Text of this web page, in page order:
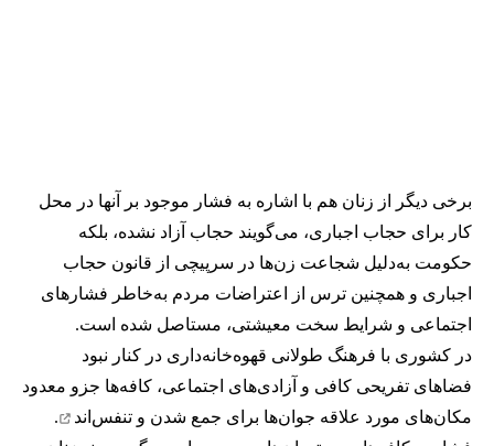
برخی دیگر از زنان هم با اشاره به فشار موجود بر آنها در محل
کار برای حجاب اجباری، می‌گویند حجاب آزاد نشده، بلکه
حکومت به‌دلیل شجاعت زن‌ها در سرپیچی از قانون حجاب
اجباری و همچنین ترس از اعتراضات مردم به‌خاطر فشارهای
اجتماعی و شرایط سخت معیشتی، مستاصل شده است.
در کشوری با فرهنگ طولانی قهوه‌‌خانه‌داری در کنار نبود
فضاهای تفریحی کافی و آزادی‌های اجتماعی، کافه‌ها جزو معدود
مکان‌های مورد علاقه جوان‌ها برای جمع شدن و تنفس‌اند
.